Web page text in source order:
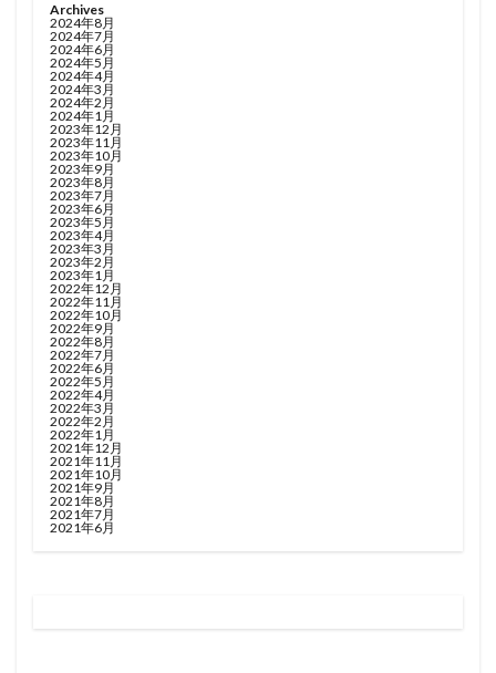
Archives
2024年8月
2024年7月
2024年6月
2024年5月
2024年4月
2024年3月
2024年2月
2024年1月
2023年12月
2023年11月
2023年10月
2023年9月
2023年8月
2023年7月
2023年6月
2023年5月
2023年4月
2023年3月
2023年2月
2023年1月
2022年12月
2022年11月
2022年10月
2022年9月
2022年8月
2022年7月
2022年6月
2022年5月
2022年4月
2022年3月
2022年2月
2022年1月
2021年12月
2021年11月
2021年10月
2021年9月
2021年8月
2021年7月
2021年6月